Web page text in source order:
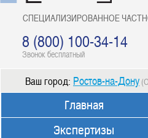
СПЕЦИАЛИЗИРОВАННОЕ
8 (800) 100-34-14
Звонок бесплатный
Ваш город: Ростов-на-Дону
Главная
Экспертизы